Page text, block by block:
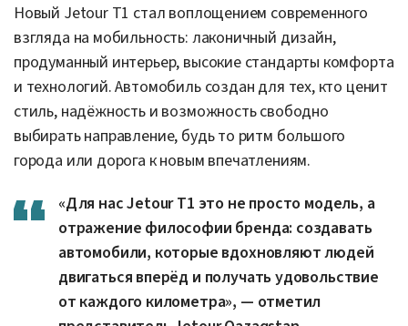
Новый Jetour T1 стал воплощением современного
взгляда на мобильность: лаконичный дизайн,
продуманный интерьер, высокие стандарты комфорта
и технологий. Автомобиль создан для тех, кто ценит
стиль, надёжность и возможность свободно
выбирать направление, будь то ритм большого
города или дорога к новым впечатлениям.
«Для нас Jetour T1 это не просто модель, а
отражение философии бренда: создавать
автомобили, которые вдохновляют людей
двигаться вперёд и получать удовольствие
от каждого километра», — отметил